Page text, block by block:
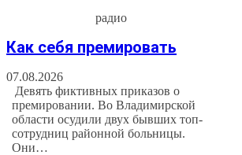
радио
Как себя премировать
07.08.2026
Девять фиктивных приказов о
премировании. Во Владимирской
области осудили двух бывших топ-
сотрудниц районной больницы.
Они…